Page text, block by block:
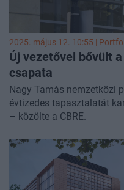
2025. május 12. 10:55 |
Új vezetővel bővült
csapata
Nagy Tamás nemzetközi
évtizedes tapasztalatát
– közölte a CBRE.